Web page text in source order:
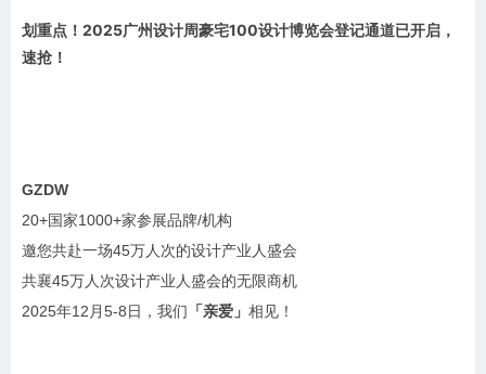
划重点！2025广州设计周豪宅100设计博览会登记通道已开启，
速抢！
GZDW
20+国家1000+家参展品牌/机构
邀您共赴一场45万人次的设计产业人盛会
共襄45万人次设计产业人盛会的无限商机
2025年12月5-8日，我们 「亲爱」 相见！